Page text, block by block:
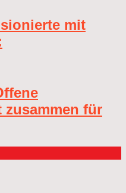
mit
zusammen für